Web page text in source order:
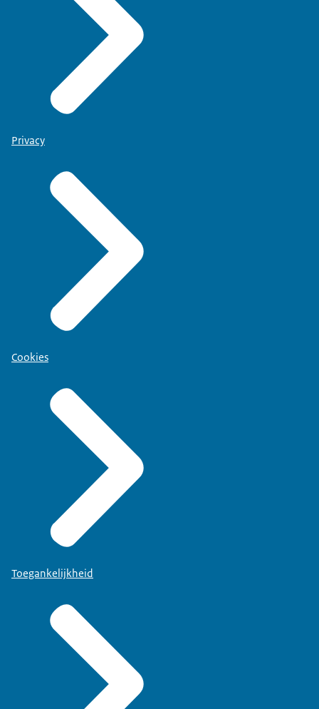
Privacy
Cookies
Toegankelijkheid